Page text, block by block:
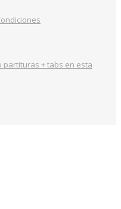
partituras + tabs en esta